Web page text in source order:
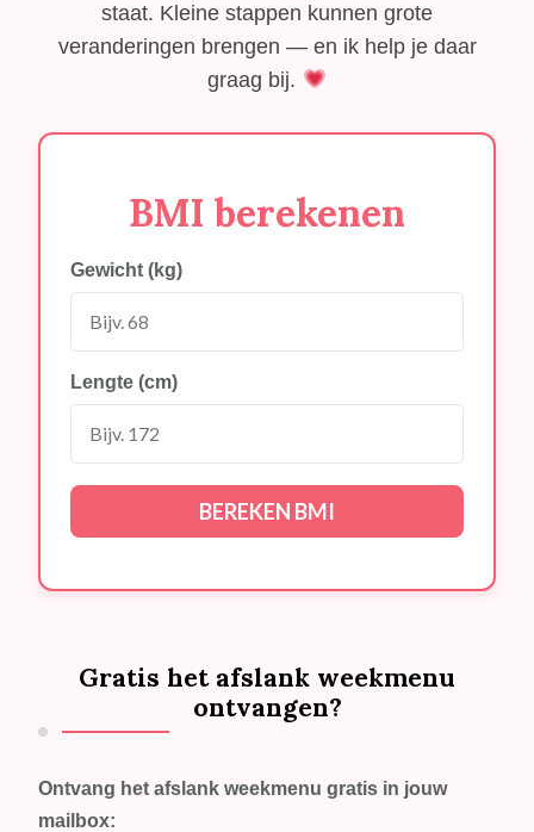
staat. Kleine stappen kunnen grote
veranderingen brengen — en ik help je daar
graag bij.
BMI berekenen
Gewicht (kg)
Lengte (cm)
BEREKEN BMI
Gratis het afslank weekmenu
ontvangen?
Ontvang het afslank weekmenu gratis in jouw
mailbox: